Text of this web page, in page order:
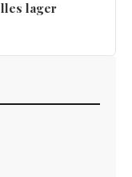
lager